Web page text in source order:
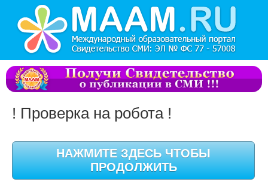
! Проверка на робота !